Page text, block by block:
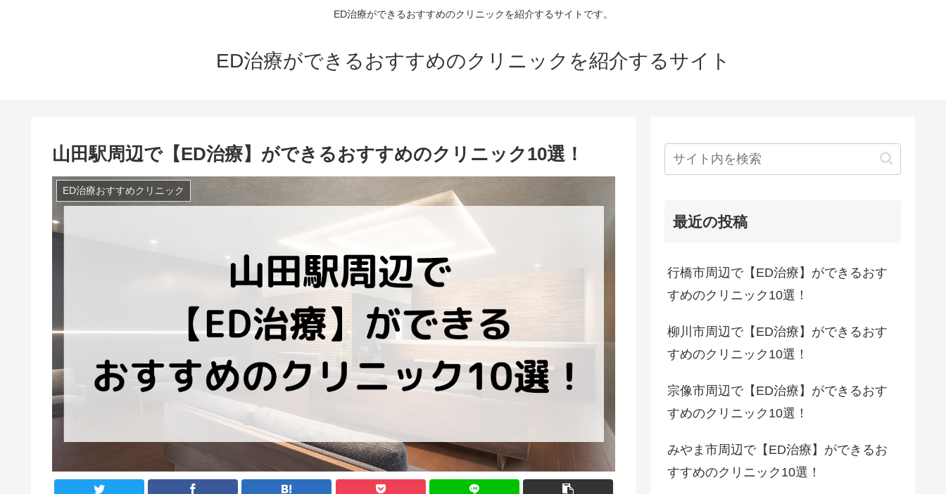
ED治療ができるおすすめのクリニックを紹介するサイトです。
ED治療ができるおすすめのクリニックを紹介するサイト
山田駅周辺で【ED治療】ができるおすすめのクリニック10選！
ED治療おすすめクリニック
最近の投稿
行橋市周辺で【ED治療】ができるおす
すめのクリニック10選！
柳川市周辺で【ED治療】ができるおす
すめのクリニック10選！
宗像市周辺で【ED治療】ができるおす
すめのクリニック10選！
みやま市周辺で【ED治療】ができるお
すすめのクリニック10選！